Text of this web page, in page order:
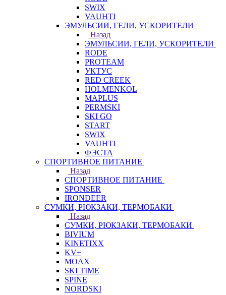
SWIX
VAUHTI
ЭМУЛЬСИИ, ГЕЛИ, УСКОРИТЕЛИ
Назад
ЭМУЛЬСИИ, ГЕЛИ, УСКОРИТЕЛИ
RODE
PROTEAM
УКТУС
RED CREEK
HOLMENKOL
MAPLUS
PERMSKI
SKI GO
START
SWIX
VAUHTI
ФЭСТА
СПОРТИВНОЕ ПИТАНИЕ
Назад
СПОРТИВНОЕ ПИТАНИЕ
SPONSER
IRONDEER
СУМКИ, РЮКЗАКИ, ТЕРМОБАКИ
Назад
СУМКИ, РЮКЗАКИ, ТЕРМОБАКИ
BIVIUM
KINETIXX
KV+
MOAX
SKI TIME
SPINE
NORDSKI